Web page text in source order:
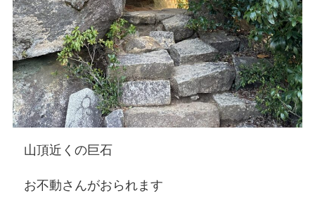
山頂近くの巨石
お不動さんがおられます